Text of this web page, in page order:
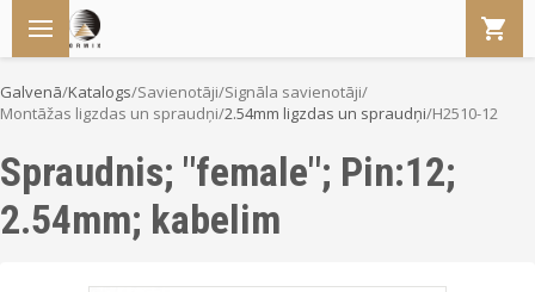
Galvenā/Katalogs/Savienotāji/Signāla savienotāji/
Montāžas ligzdas un spraudņi/2.54mm ligzdas un spraudņi/H2510-12
Spraudnis; "female"; Pin:12;
2.54mm; kabelim